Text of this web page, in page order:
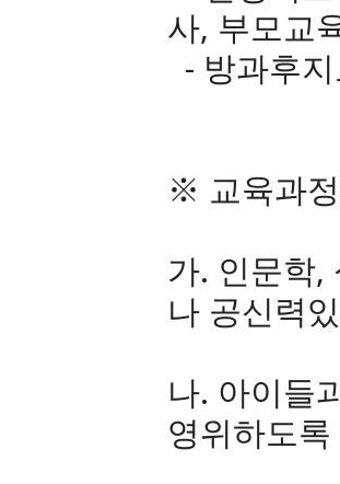
사, 부모교
- 방과후
※ 교육과
가. 인문학,
나 공신력
나. 아이들
영위하도